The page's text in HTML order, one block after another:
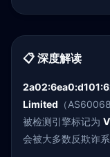
📋 深度解读
Limited （
被检测引擎标记为
会被大多数反欺诈